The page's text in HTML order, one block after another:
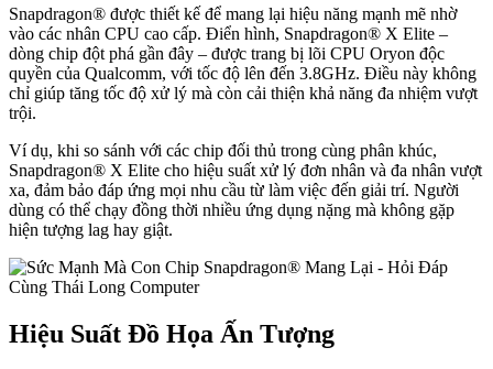
Snapdragon® được thiết kế để mang lại hiệu năng mạnh mẽ nhờ
vào các nhân CPU cao cấp. Điển hình, Snapdragon® X Elite –
dòng chip đột phá gần đây – được trang bị lõi CPU Oryon độc
quyền của Qualcomm, với tốc độ lên đến 3.8GHz. Điều này không
chỉ giúp tăng tốc độ xử lý mà còn cải thiện khả năng đa nhiệm vượt
trội.
Ví dụ, khi so sánh với các chip đối thủ trong cùng phân khúc,
Snapdragon® X Elite cho hiệu suất xử lý đơn nhân và đa nhân vượt
xa, đảm bảo đáp ứng mọi nhu cầu từ làm việc đến giải trí. Người
dùng có thể chạy đồng thời nhiều ứng dụng nặng mà không gặp
hiện tượng lag hay giật.
Hiệu Suất Đồ Họa Ấn Tượng